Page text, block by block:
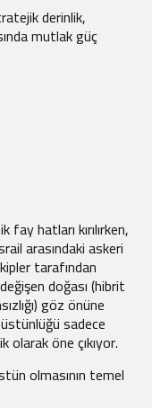
derinlik,
mutlak güç
hatları kırılırken,
arasındaki askeri
tarafından
doğası (hibrit
göz önüne
üstünlüğü sadece
öne çıkıyor.
olmasının temel